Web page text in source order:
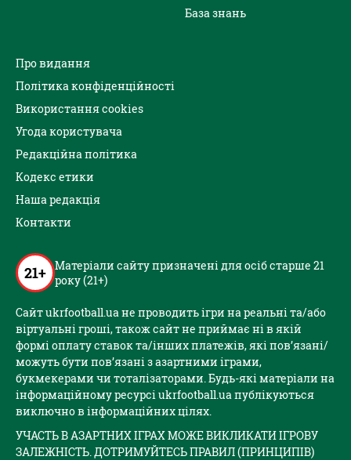
База знань
Про видання
Політика конфіденційності
Використання cookies
Угода користувача
Редакційна політика
Кодекс етики
Наша редакція
Контакти
21+ Матеріали сайту призначені для осіб старше 21
року (21+)
Сайт ukrfootball.ua не проводить ігри на реальні та/або
віртуальні гроші, також сайт не приймає ні в якій
формі оплату ставок та/інших платежів, які пов’язані/
можуть бути пов’язані з азартними іграми,
букмекерами чи тоталізаторами. Будь-які матеріали на
інформаційному ресурсі ukrfootball.ua публікуються
виключно в інформаційних цілях.
УЧАСТЬ В АЗАРТНИХ ІГРАХ МОЖЕ ВИКЛИКАТИ ІГРОВУ
ЗАЛЕЖНІСТЬ. ДОТРИМУЙТЕСЬ ПРАВИЛ (ПРИНЦИПІВ)